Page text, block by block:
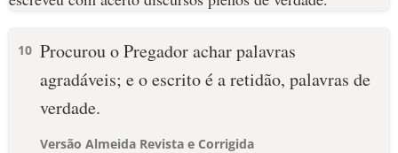
10 Procurou o Pregador achar palavras
agradáveis; e o escrito é a retidão, palavras de
verdade.
Versão Almeida Revista e Corrigida